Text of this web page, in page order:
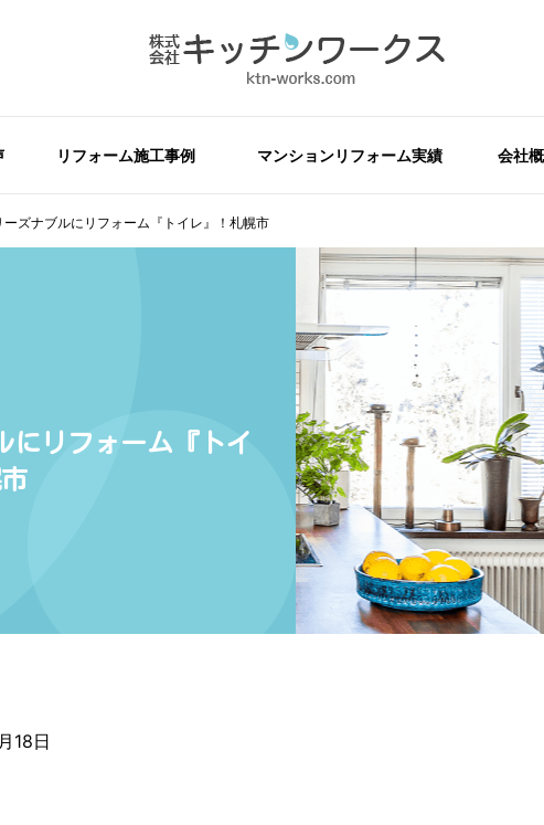
リフォーム施工事例 マンションリフォーム実績 会社
ズナブルにリフォーム『トイレ』！札幌市
にリフォーム『トイ
18日